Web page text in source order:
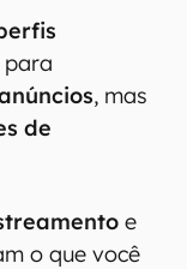
para
, mas
de
e
o que você